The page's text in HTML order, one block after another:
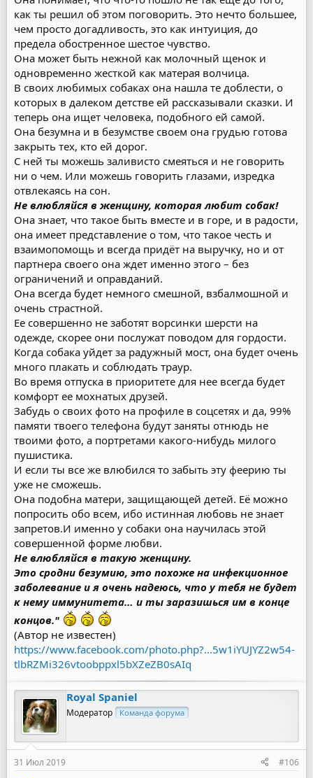
как ты решил об этом поговорить. Это нечто большее,
чем просто догадливость, это как интуиция, до
предела обостренное шестое чувство.
Она может быть нежной как молочный щенок и
одновременно жесткой как матерая волчица.
В своих любимых собаках она нашла те доблести, о
которых в далеком детстве ей рассказывали сказки. И
теперь она ищет человека, подобного ей самой.
Она безумна и в безумстве своем она грудью готова
закрыть тех, кто ей дорог.
С ней ты можешь заливисто смеяться и не говорить
ни о чем. Или можешь говорить глазами, изредка
отвлекаясь на сон.
Не влюбляйся в женщину, которая любит собак!
Она знает, что такое быть вместе и в горе, и в радости,
она имеет представление о том, что такое честь и
взаимопомощь и всегда придёт на выручку, но и от
партнера своего она ждет именно этого – без
ограничений и оправданий.
Она всегда будет немного смешной, взбалмошной и
очень страстной.
Ее совершенно не заботят ворсинки шерсти на
одежде, скорее они послужат поводом для гордости.
Когда собака уйдет за радужный мост, она будет очень
много плакать и соблюдать траур.
Во время отпуска в приоритете для нее всегда будет
комфорт ее мохнатых друзей.
Забудь о своих фото на профиле в соцсетях и да, 99%
памяти твоего телефона будут заняты отнюдь не
твоими фото, а портретами какого-нибудь милого
пушистика.
И если ты все же влюбился то забыть эту феерию ты
уже не сможешь.
Она подобна матери, защищающей детей. Её можно
попросить обо всем, ибо истинная любовь не знает
запретов.И именно у собаки она научилась этой
совершенной форме любви.
Не влюбляйся в такую женщину.
Это сродни безумию, это похоже на инфекционное
заболевание и я очень надеюсь, что у тебя не будет
к нему иммунитета… и ты заразишься им в конце
концов."
(Автор не известен)
https://www.facebook.com/photo.php?...5w1iYUJYZ2w54-
tlbRZMi326vtoobppxl5bXZeZB0sAIq
Royal Spaniel
Модератор Команда форума
31 Июл 2019 #106